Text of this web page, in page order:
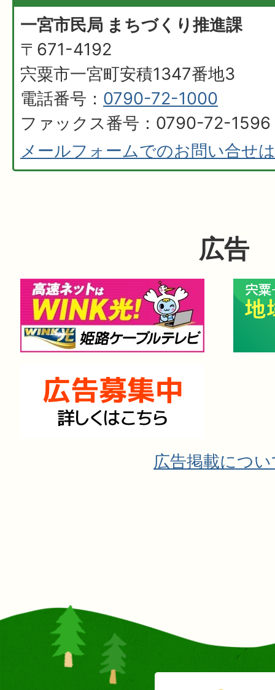
一宮市民局 まちづくり推進課
〒671-4192
宍粟市一宮町安積1347番地3
電話番号： 0790-72-1000
ファックス番号：0790-72-1596
メールフォームでのお問い合せ
広告
広告掲載につ